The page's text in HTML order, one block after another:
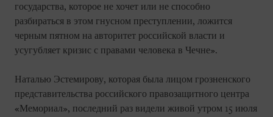
государства, которое не хочет или не способно
разбираться в этом гнусном преступлении, ложится
черным пятном на авторитет российской власти и
усугубляет кризис с правами человека в Чечне».
Наталью Эстемирову, которая была лицом грозненского
представительства российского правозащитного центра
«Мемориал», последний раз видели живой утром 15 июля